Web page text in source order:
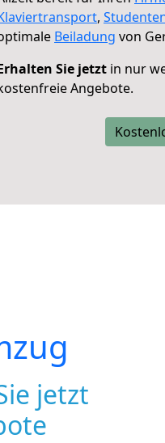
,
Beiladung von
Sie jetzt in nur
Angebote.
jetzt